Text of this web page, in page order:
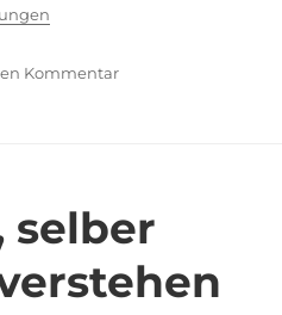
Kommentarzu
selber